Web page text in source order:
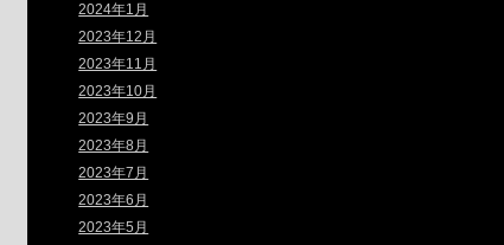
2024年1月
2023年12月
2023年11月
2023年10月
2023年9月
2023年8月
2023年7月
2023年6月
2023年5月